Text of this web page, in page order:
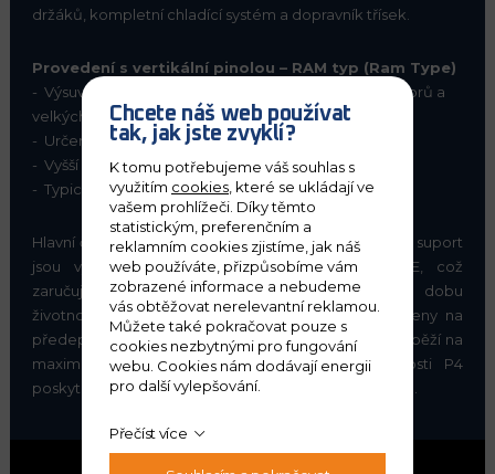
držáků, kompletní chladící systém a dopravník třísek.
Provedení s vertikální pinolou – RAM typ (Ram Type)
- Výsuvná masivní pinola pro obrábění hlubokých otvorů a
velkých obrobků
- Určeno pro těžké podmínky obrábění
- Vyšší stabilita při hrubování velkých průměrů
- Typické pro stroje s vyšší výškou obrobku
Hlavní části stroje jako je podstavec, saně, vřeteník a suport
jsou vyrobeny z temperované litiny MEEHANITE, což
zaručuje vysokou stabilitu a přesnost po celou dobu
životnosti. Výkonné servomotory jsou přímo připojeny na
předepnuté kuličkové šrouby. Precizní SKF vřetena běží na
maximální třídu přesnosti a ložiska třídy přesnosti P4
poskytují vysoký axiální tah a vynikající radiální stabilitu.
Chcete náš web používat
tak, jak jste zvyklí?
K tomu potřebujeme váš souhlas s
využitím cookies , které se ukládají ve
vašem prohlížeči. Díky těmto
statistickým, preferenčním a
reklamním cookies zjistíme, jak náš
web používáte, přizpůsobíme vám
zobrazené informace a nebudeme
vás obtěžovat nerelevantní reklamou.
Můžete také pokračovat pouze s
cookies nezbytnými pro fungování
webu. Cookies nám dodávají energii
pro další vylepšování.
Přečíst více